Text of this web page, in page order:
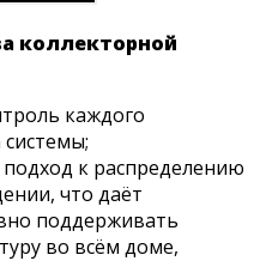
коллекторной
каждого
к распределению
что даёт
поддерживать
во всём доме,